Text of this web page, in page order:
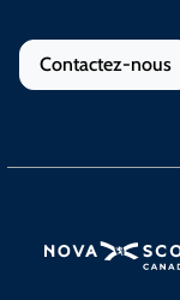
Contactez-nous